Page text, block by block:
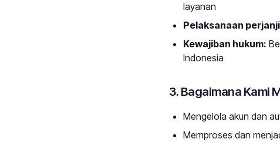
layanan
Pelaksanaan
Kewajiban hukum:
Indonesia
3. Bagaimana Kami
Mengelola akun dan
Memproses dan